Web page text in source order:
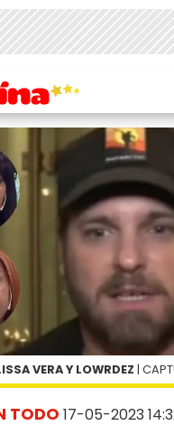
TODO 17-05-2023
VERA Y LOWRDEZ |